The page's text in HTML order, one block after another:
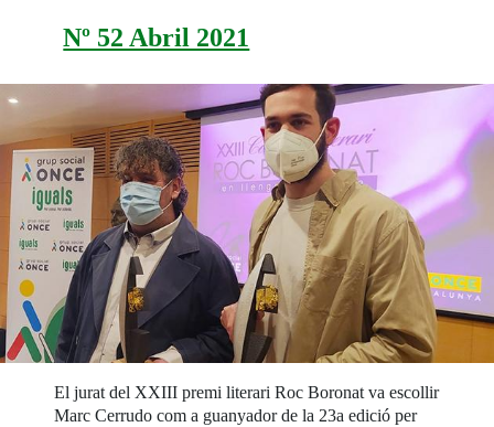
Nº 52 Abril 2021
El jurat del XXIII premi literari Roc Boronat va escollir
Marc Cerrudo com a guanyador de la 23a edició per